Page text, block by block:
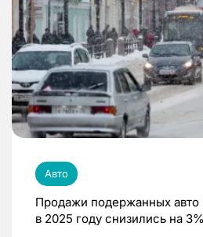
Авто
Продажи подержанных авто
в 2025 году снизились на 3%